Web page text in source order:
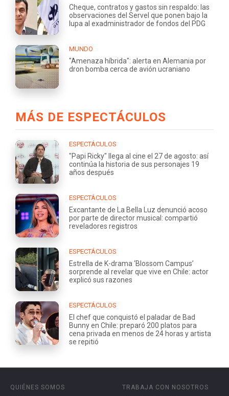
Cheque, contratos y gastos sin respaldo: las
observaciones del Servel que ponen bajo la
lupa al exadministrador de fondos del PDG
MUNDO
"Amenaza híbrida": alerta en Alemania por
dron bomba cerca de avión ucraniano
MÁS DE ESPECTÁCULOS
ESPECTÁCULOS
"Papi Ricky" llega al cine el 27 de agosto: así
continúa la historia de sus personajes 19
años después
ESPECTÁCULOS
Excantante de La Bella Luz denunció acoso
por parte de director musical: compartió
reveladores registros
ESPECTÁCULOS
Estrella de K-drama ‘Blossom Campus’
sorprende al revelar que vive en Chile: actor
explicó sus razones
ESPECTÁCULOS
El chef que conquistó el paladar de Bad
Bunny en Chile: preparó 200 platos para
cena privada en menos de 24 horas y artista
se repitió
QUIÉNES SOMOS
TRABAJA CON NOSOTROS